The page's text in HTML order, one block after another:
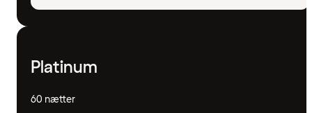
Platinum
60 nætter